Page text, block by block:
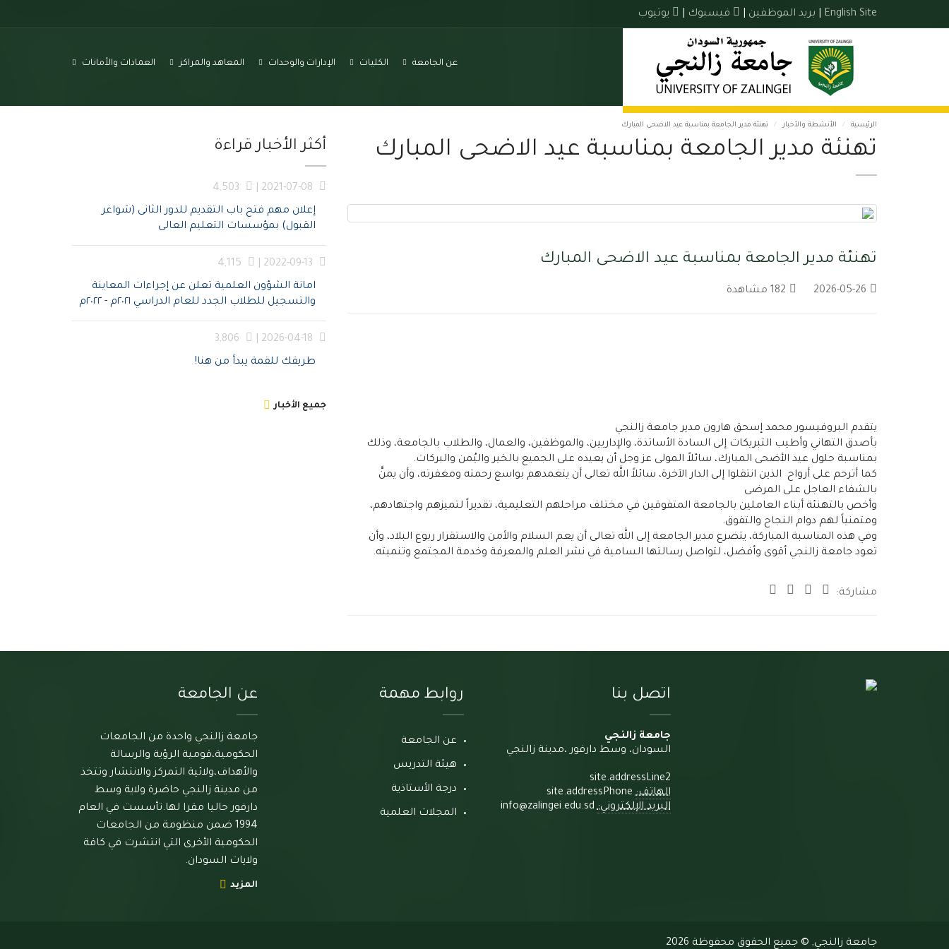
English Site بريد الموظفين فيسبوك يوتيوب
عن الجامعة الكليات الإدارات والوحدات المعاهد والمراكز العمادات والأمانات
الرئيسية الأنشطة والأخبار تهنئة مدير الجامعة بمناسبة عيد الاضحى المبارك
تهنئة مدير الجامعة بمناسبة عيد الاضحى المبارك
تهنئة مدير الجامعة بمناسبة عيد الاضحى المبارك
2026-05-26 182 مشاهدة
يتقدم البروفيسور محمد إسحق هارون مدير جامعة زالنجي
بأصدق التهاني وأطيب التبريكات إلى السادة الأساتذة، والإداريين، والموظفين، والعمال، والطلاب بالجامعة، وذلك
بمناسبة حلول عيد الأضحى المبارك، سائلاً المولى عز وجل أن يعيده على الجميع بالخير واليُمن والبركات.
كما أترحم على أرواح الذين انتقلوا إلى الدار الآخرة، سائلاً الله تعالى أن يتغمدهم بواسع رحمته ومغفرته، وأن يمنَّ
بالشفاء العاجل على المرضى
وأخص بالتهنئة أبناء العاملين بالجامعة المتفوقين في مختلف مراحلهم التعليمية، تقديراً لتميزهم واجتهادهم،
ومتمنياً لهم دوام النجاح والتفوق.
وفي هذه المناسبة المباركة، يتضرع مدير الجامعة إلى الله تعالى أن يعم السلام والأمن والاستقرار ربوع البلاد، وأن
تعود جامعة زالنجي أقوى وأفضل، لتواصل رسالتها السامية في نشر العلم والمعرفة وخدمة المجتمع وتنميته.
مشاركة:
أكثر الأخبار قراءة
إعلان مهم فتح باب التقديم للدور الثانى (شواغر
القبول) بمؤسسات التعليم العالى
امانة الشؤون العلمية تعلن عن إجراءات المعاينة
والتسجيل للطلاب الجدد للعام الدراسي ٢٠٢١م - ٢٠٢٢م
طريقك للقمة يبدأ من هنا!
جميع الأخبار
اتصل بنا
جامعة زالنجي
السودان، وسط دارفور ،مدينة زالنجي
site.addressLine2
الهاتف: site.addressPhone
البريد الإلكتروني: info@zalingei.edu.sd
روابط مهمة
عن الجامعة
هيئة التدريس
درجة الأستاذية
المجلات العلمية
عن الجامعة
جامعة زالنجي واحدة من الجامعات
الحكومية،قومية الرؤية والرسالة
والأهداف،ولائية التمركز والانتشار وتتخذ
من مدينة زالنجي حاضرة ولاية وسط
دارفور حاليا مقرا لها.تأسست في العام
1994 ضمن منظومة من الجامعات
الحكومية الأخرى التي انتشرت في كافة
ولايات السودان.
المزيد
جامعة زالنجي, © جميع الحقوق محفوظة 2026